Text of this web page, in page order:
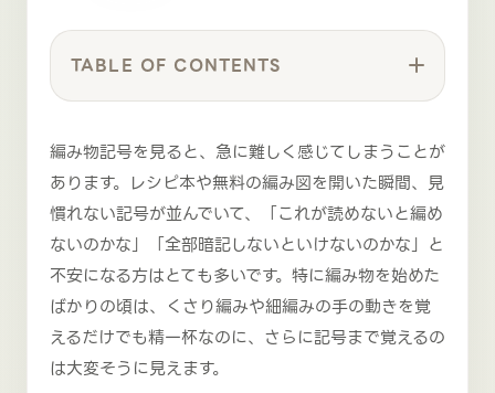
TABLE OF CONTENTS
編み物記号を見ると、急に難しく感じてしまうことが
あります。レシピ本や無料の編み図を開いた瞬間、見
慣れない記号が並んでいて、「これが読めないと編め
ないのかな」「全部暗記しないといけないのかな」と
不安になる方はとても多いです。特に編み物を始めた
ばかりの頃は、くさり編みや細編みの手の動きを覚
えるだけでも精一杯なのに、さらに記号まで覚えるの
は大変そうに見えます。